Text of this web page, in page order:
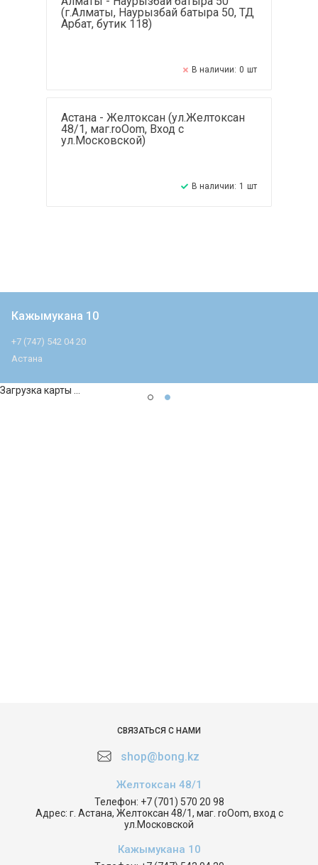
(г.Алматы, Наурызбай батыра 50, ТД
Арбат, бутик 118)
В наличии: 0 шт
Астана - Желтоксан (ул.Желтоксан
48/1, маг.roOom, Вход с
ул.Московской)
В наличии: 1 шт
Кажымукана 10
+7 (747) 542 04 20
Астана
Загрузка карты ...
СВЯЗАТЬСЯ С НАМИ
shop@bong.kz
Желтоксан 48/1
Телефон: +7 (701) 570 20 98
Адрес: г. Астана, Желтоксан 48/1, маг. roOom, вход с
ул.Московской
Кажымукана 10